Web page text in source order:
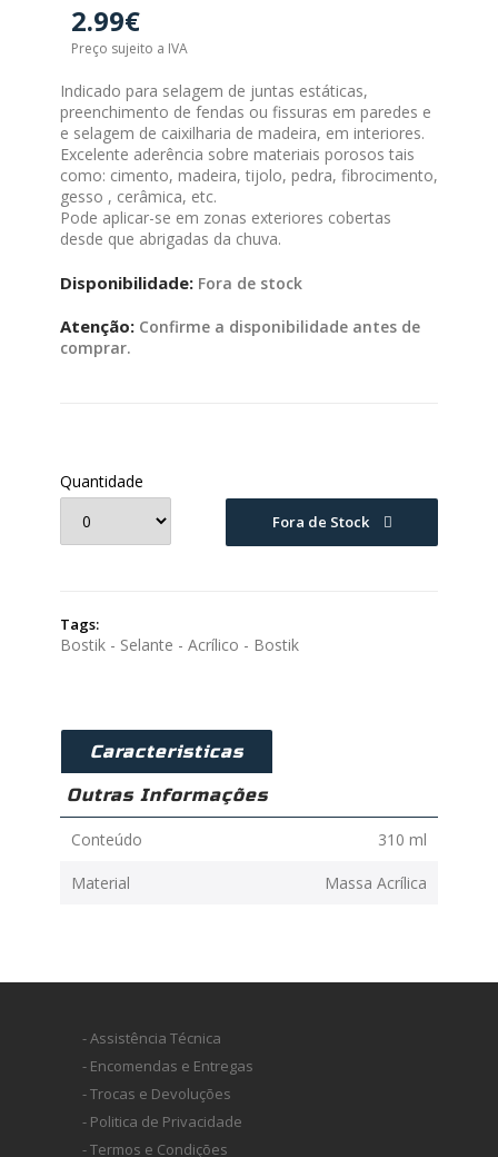
2.99€
Preço sujeito a IVA
Indicado para selagem de juntas estáticas,
preenchimento de fendas ou fissuras em paredes e
e selagem de caixilharia de madeira, em interiores.
Excelente aderência sobre materiais porosos tais
como: cimento, madeira, tijolo, pedra, fibrocimento,
gesso , cerâmica, etc.
Pode aplicar-se em zonas exteriores cobertas
desde que abrigadas da chuva.
Disponibilidade: Fora de stock
Atenção: Confirme a disponibilidade antes de
comprar.
Quantidade
Fora de Stock
Tags:
Bostik - Selante - Acrílico - Bostik
Caracteristicas
Outras Informações
Conteúdo 310 ml
Material Massa Acrílica
- Assistência Técnica
- Encomendas e Entregas
- Trocas e Devoluções
- Politica de Privacidade
- Termos e Condições